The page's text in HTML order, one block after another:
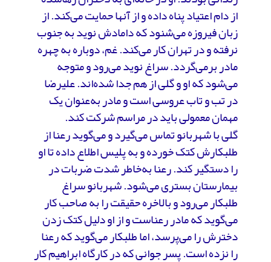
از دام اعتیاد پناه داده و از آنها حمایت می‌کند. از
زبان فیروزه می‌شنود که دامادش نوید به جنوب
نرفته و در تهران کار می‌کند. غم، دوباره به چهره
مادر برمی‌گردد. سراغ نوید می‌رود و متوجه
می‌شود که او و گلی از هم جدا شده‌اند. علیرضا
در تب و تاب عروسی است و مادر به‌عنوان یک
مهمان معمولی باید در مراسم شرکت کند.
گلی با شهربانو تماس می‌گیرد و می‌گوید رعنا از
طلبکارش کتک خورده و به پلیس اطلاع داده تا او
را دستگیر کند. رعنا به‌خاطر شدت ضربات در
بیمارستان بستری می‌شود. شهربانو سراغ
طلبکار می‌رود و بالاخره حقیقت را به صاحب کار
می‌گوید ‌که مادر رعناست و از او دلیل کتک زدن
دخترش را می‌پرسد، اما طلبکار می‌گوید که رعنا
را نزده است. پسر جوانی که در کارگاه ابراهیم کار